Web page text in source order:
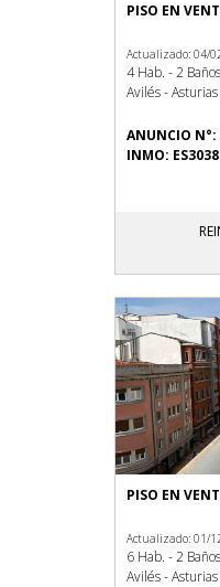
PISO EN
Actualizado: 04/
4 Hab. - 2 Baños
Avilés - Asturias
ANUNCIO N°:
INMO:
PISO EN
Actualizado: 01/
6 Hab. - 2 Baños
Avilés - Asturias